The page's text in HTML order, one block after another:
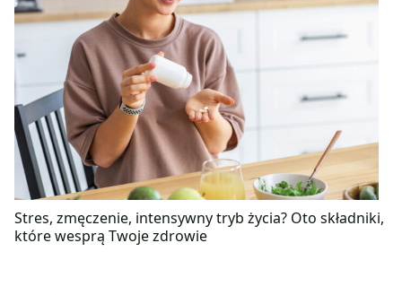
Stres, zmęczenie, intensywny tryb życia? Oto składniki,
które wesprą Twoje zdrowie